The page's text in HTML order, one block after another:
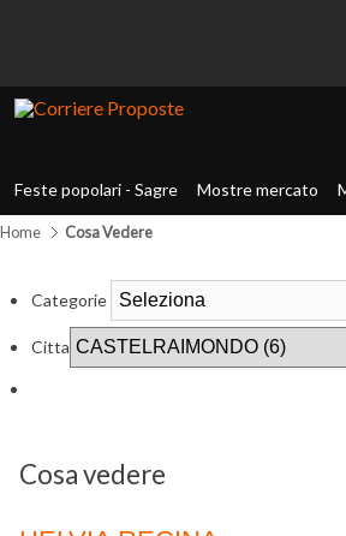
Feste popolari - Sagre Mostre mercato
Home Cosa Vedere
Categorie
Citta
Cosa vedere